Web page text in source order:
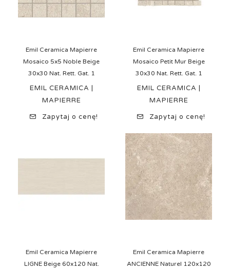
Emil Ceramica Mapierre
Mosaico 5x5 Noble Beige
30x30 Nat. Rett. Gat. 1
EMIL CERAMICA |
MAPIERRE
Zapytaj o cenę!
Emil Ceramica Mapierre
Mosaico Petit Mur Beige
30x30 Nat. Rett. Gat. 1
EMIL CERAMICA |
MAPIERRE
Zapytaj o cenę!
Emil Ceramica Mapierre
LIGNE Beige 60x120 Nat.
Emil Ceramica Mapierre
ANCIENNE Naturel 120x120